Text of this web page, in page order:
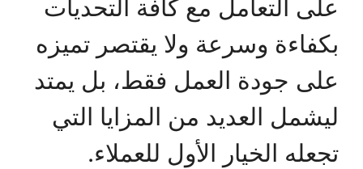
على التعامل مع كافة التحديات
بكفاءة وسرعة ولا يقتصر تميزه
على جودة العمل فقط، بل يمتد
ليشمل العديد من المزايا التي
تجعله الخيار الأول للعملاء.